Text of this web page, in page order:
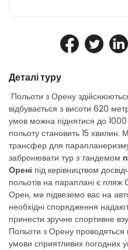
Деталі туру
Польоти з Орену
відбувається з висоти 620
умов можна піднятися до 1000
польоту становить 15
трансфер для
забронювати тур з тандемом
Орені під керівництвом
польотів на параплані є
Орен, ми підвеземо вас на
необхідні спорядження
принести зручне спортивне
Польоти з Орену проводяться
умови сприятливих погодних